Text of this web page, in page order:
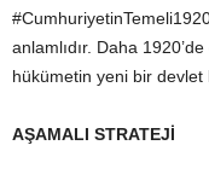
anlamlıdır. Daha
hükümetin yeni bir devlet
AŞAMALI STRATEJİ